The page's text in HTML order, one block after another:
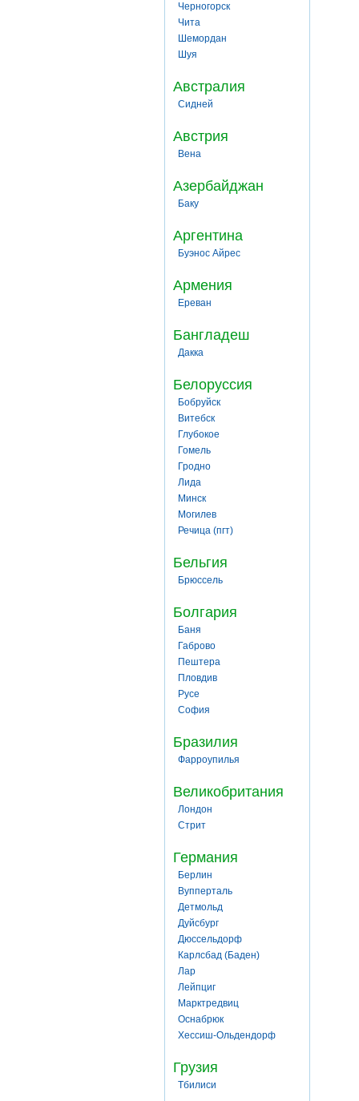
Черногорск
Чита
Шемордан
Шуя
Австралия
Сидней
Австрия
Вена
Азербайджан
Баку
Аргентина
Буэнос Айрес
Армения
Ереван
Бангладеш
Дакка
Белоруссия
Бобруйск
Витебск
Глубокое
Гомель
Гродно
Лида
Минск
Могилев
Речица (пгт)
Бельгия
Брюссель
Болгария
Баня
Габрово
Пештера
Пловдив
Русе
София
Бразилия
Фарроупилья
Великобритания
Лондон
Стрит
Германия
Берлин
Вупперталь
Детмольд
Дуйсбург
Дюссельдорф
Карлсбад (Баден)
Лар
Лейпциг
Марктредвиц
Оснабрюк
Хессиш-Ольдендорф
Грузия
Тбилиси